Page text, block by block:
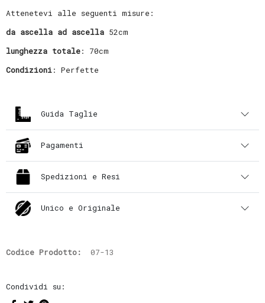
Attenetevi alle seguenti misure:
da ascella ad ascella52cm
lunghezza totale: 70cm
Condizioni: Perfette
Guida Taglie
Pagamenti
Spedizioni e Resi
Unico e Originale
Codice Prodotto: 07-13
Condividi su: